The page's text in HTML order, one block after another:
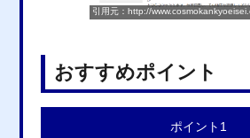
引用元：http://
おすすめポイント
ポイント1